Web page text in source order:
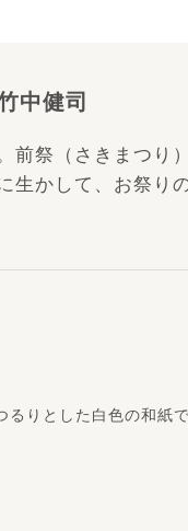
るりとした白色の和紙
中健司
前祭（さきまつ
生かして、お祭り